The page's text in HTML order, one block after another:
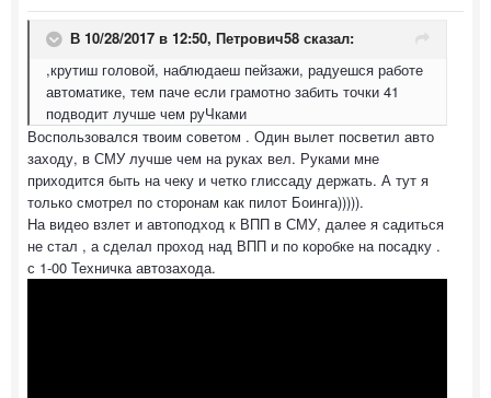
В 10/28/2017 в 12:50, Петрович58 сказал:
,крутиш головой, наблюдаеш пейзажи, радуешся работе
автоматике, тем паче если грамотно забить точки 41
подводит лучше чем руЧками
Воспользовался твоим советом . Один вылет посветил авто
заходу, в СМУ лучше чем на руках вел. Руками мне
приходится быть на чеку и четко глиссаду держать. А тут я
только смотрел по сторонам как пилот Боинга))))).
На видео взлет и автоподход к ВПП в СМУ, далее я садиться
не стал , а сделал проход над ВПП и по коробке на посадку .
с 1-00 Техничка автозахода.